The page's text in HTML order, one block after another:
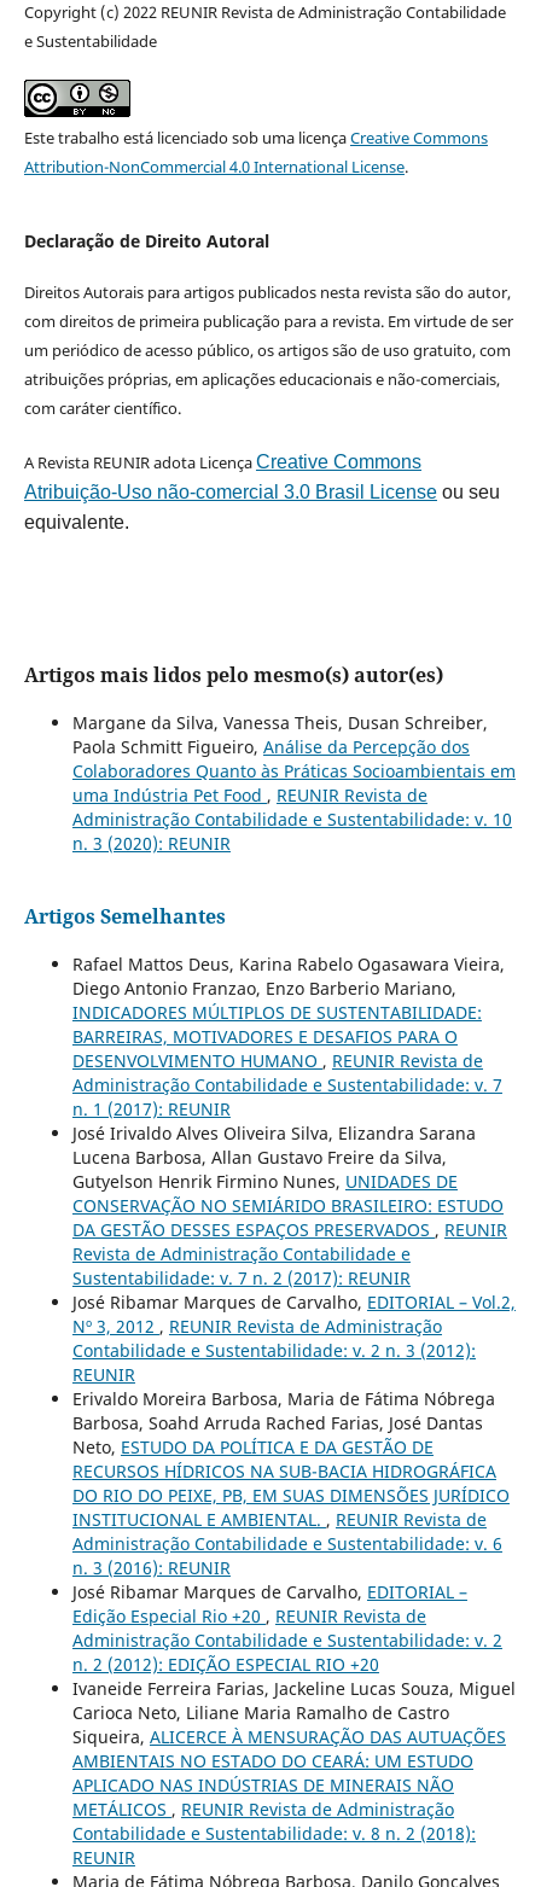
Copyright (c) 2022 REUNIR Revista de Administração Contabilidade
e Sustentabilidade
Este trabalho está licenciado sob uma licençaCreative Commons
Attribution-NonCommercial 4.0 International License.
Declaração de Direito Autoral
Direitos Autorais para artigos publicados nesta revista são do autor,
com direitos de primeira publicação para a revista. Em virtude de ser
um periódico de acesso público, os artigos são de uso gratuito, com
atribuições próprias, em aplicações educacionais e não-comerciais,
com caráter científico.
A Revista REUNIR adota LicençaCreative Commons
Atribuição-Uso não-comercial 3.0 Brasil Licenseou seu
equivalente.
Artigos mais lidos pelo mesmo(s) autor(es)
Margane da Silva, Vanessa Theis, Dusan Schreiber,
Paola Schmitt Figueiro, Análise da Percepção dos
Colaboradores Quanto às Práticas Socioambientais em
uma Indústria Pet Food , REUNIR Revista de
Administração Contabilidade e Sustentabilidade: v. 10
n. 3 (2020): REUNIR
Artigos Semelhantes
Rafael Mattos Deus, Karina Rabelo Ogasawara Vieira,
Diego Antonio Franzao, Enzo Barberio Mariano,
INDICADORES MÚLTIPLOS DE SUSTENTABILIDADE:
BARREIRAS, MOTIVADORES E DESAFIOS PARA O
DESENVOLVIMENTO HUMANO , REUNIR Revista de
Administração Contabilidade e Sustentabilidade: v. 7
n. 1 (2017): REUNIR
José Irivaldo Alves Oliveira Silva, Elizandra Sarana
Lucena Barbosa, Allan Gustavo Freire da Silva,
Gutyelson Henrik Firmino Nunes, UNIDADES DE
CONSERVAÇÃO NO SEMIÁRIDO BRASILEIRO: ESTUDO
DA GESTÃO DESSES ESPAÇOS PRESERVADOS , REUNIR
Revista de Administração Contabilidade e
Sustentabilidade: v. 7 n. 2 (2017): REUNIR
José Ribamar Marques de Carvalho, EDITORIAL – Vol.2,
Nº 3, 2012 , REUNIR Revista de Administração
Contabilidade e Sustentabilidade: v. 2 n. 3 (2012):
REUNIR
Erivaldo Moreira Barbosa, Maria de Fátima Nóbrega
Barbosa, Soahd Arruda Rached Farias, José Dantas
Neto, ESTUDO DA POLÍTICA E DA GESTÃO DE
RECURSOS HÍDRICOS NA SUB-BACIA HIDROGRÁFICA
DO RIO DO PEIXE, PB, EM SUAS DIMENSÕES JURÍDICO
INSTITUCIONAL E AMBIENTAL. , REUNIR Revista de
Administração Contabilidade e Sustentabilidade: v. 6
n. 3 (2016): REUNIR
José Ribamar Marques de Carvalho, EDITORIAL –
Edição Especial Rio +20 , REUNIR Revista de
Administração Contabilidade e Sustentabilidade: v. 2
n. 2 (2012): EDIÇÃO ESPECIAL RIO +20
Ivaneide Ferreira Farias, Jackeline Lucas Souza, Miguel
Carioca Neto, Liliane Maria Ramalho de Castro
Siqueira, ALICERCE À MENSURAÇÃO DAS AUTUAÇÕES
AMBIENTAIS NO ESTADO DO CEARÁ: UM ESTUDO
APLICADO NAS INDÚSTRIAS DE MINERAIS NÃO
METÁLICOS , REUNIR Revista de Administração
Contabilidade e Sustentabilidade: v. 8 n. 2 (2018):
REUNIR
Maria de Fátima Nóbrega Barbosa, Danilo Gonçalves